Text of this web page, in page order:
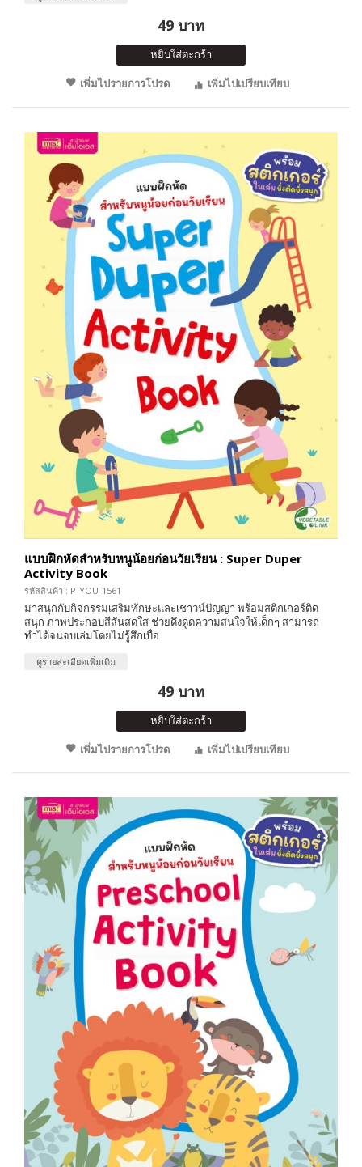
49 บาท
หยิบใส่ตะกร้า
เพิ่มไปรายการโปรด
เพิ่มไปเปรียบเทียบ
แบบฝึกหัดสำหรับหนูน้อยก่อนวัยเรียน : Super Duper
Activity Book
รหัสสินค้า : P-YOU-1561
มาสนุกกับกิจกรรมเสริมทักษะและเชาวน์ปัญญา พร้อมสติกเกอร์ติด
สนุก ภาพประกอบสีสันสดใส ช่วยดึงดูดความสนใจให้เด็กๆ สามารถ
ทำได้จนจบเล่มโดยไม่รู้สึกเบื่อ
ดูรายละเอียดเพิ่มเติม
49 บาท
หยิบใส่ตะกร้า
เพิ่มไปรายการโปรด
เพิ่มไปเปรียบเทียบ